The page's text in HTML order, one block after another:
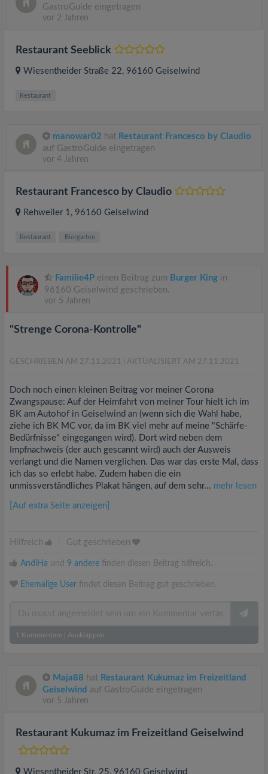
GastroGuide eingetragen
vor 2 Jahren
Restaurant Seeblick
Wiesentheider Straße 22, 96160 Geiselwind
Restaurant
manowar02 hat Restaurant Francesco by Claudio
auf GastroGuide eingetragen
vor 4 Jahren
Restaurant Francesco by Claudio
Rehweiler 1, 96160 Geiselwind
Restaurant Biergarten
Familie4P einen Beitrag zum Burger King in
96160 Geiselwind geschrieben.
vor 5 Jahren
"Strenge Corona-Kontrolle"
GESCHRIEBEN AM 27.11.2021 | AKTUALISIERT AM 27.11.2021
Doch noch einen kleinen Beitrag vor meiner Corona
Zwangspause: Auf der Heimfahrt von meiner Tour hielt ich im
BK am Autohof in Geiselwind an (wenn sich die Wahl habe,
ziehe ich BK MC vor, da im BK viel mehr auf meine "Schärfe-
Bedürfnisse" eingegangen wird). Dort wird neben dem
Impfnachweis (der auch gescannt wird) auch der Ausweis
verlangt und die Namen verglichen. Das war das erste Mal, dass
ich das so erlebt habe. Zudem haben die ein
unmissverständliches Plakat hängen, auf dem sehr... mehr lesen
[Auf extra Seite anzeigen]
Hilfreich Gut geschrieben
AndiHa und 9 andere finden diesen Beitrag hilfreich.
Ehemalige User findet diesen Beitrag gut geschrieben.
1 Kommentare Ausklappen
Maja88 hat Restaurant Kukumaz im Freizeitland
Geiselwind auf GastroGuide eingetragen
vor 5 Jahren
Restaurant Kukumaz im Freizeitland Geiselwind
Wiesentheider Str. 25, 96160 Geiselwind